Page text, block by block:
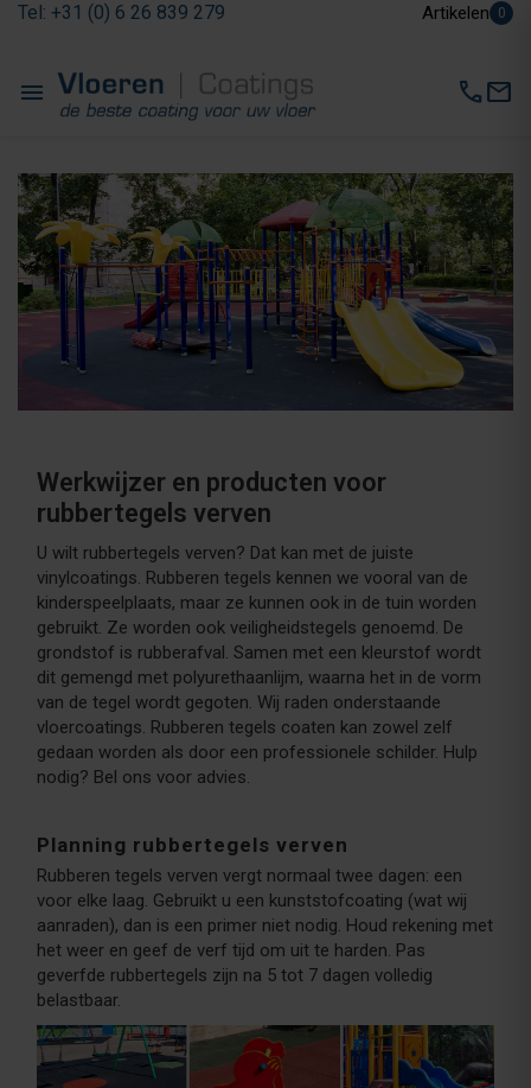
Tel: +31 (0) 6 26 839 279 Artikelen 0
menu callmail
Werkwijzer en producten voor
rubbertegels verven
U wilt rubbertegels verven? Dat kan met de juiste
vinylcoatings. Rubberen tegels kennen we vooral van de
kinderspeelplaats, maar ze kunnen ook in de tuin worden
gebruikt. Ze worden ook veiligheidstegels genoemd. De
grondstof is rubberafval. Samen met een kleurstof wordt
dit gemengd met polyurethaanlijm, waarna het in de vorm
van de tegel wordt gegoten. Wij raden onderstaande
vloercoatings. Rubberen tegels coaten kan zowel zelf
gedaan worden als door een professionele schilder. Hulp
nodig? Bel ons voor advies.
Planning rubbertegels verven
Rubberen tegels verven vergt normaal twee dagen: een
voor elke laag. Gebruikt u een kunststofcoating (wat wij
aanraden), dan is een primer niet nodig. Houd rekening met
het weer en geef de verf tijd om uit te harden. Pas
geverfde rubbertegels zijn na 5 tot 7 dagen volledig
belastbaar.